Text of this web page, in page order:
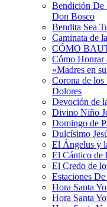
Bendición
Don Bosco
Bendita Sea
Caminata de
CÓMO
Cómo Honrar
«Madres en
Corona de los
Dolores
Devoción de
Divino Niño
Domingo de
Dulcísimo
El Ángelus y
El Cántico de
El Credo de
Estaciones
Hora Santa
Hora Santa